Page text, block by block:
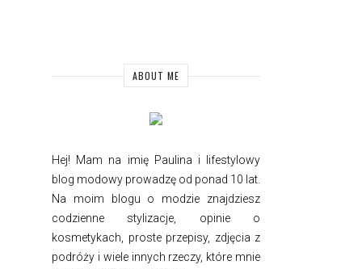
ABOUT ME
Hej! Mam na imię Paulina i
lifestylowy
blog modowy prowadzę od ponad 10 lat.
Na moim blogu o modzie znajdziesz
codzienne stylizacje, opinie o
kosmetykach, proste przepisy, zdjęcia z
podróży i wiele innych rzeczy, które mnie